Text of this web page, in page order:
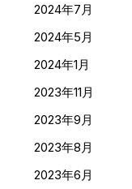
2024年7月
2024年5月
2024年1月
2023年11月
2023年9月
2023年8月
2023年6月